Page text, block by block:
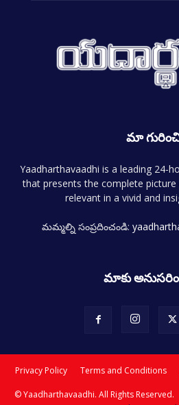
మా
Yaadharthavaadhi is a leading 24-
that presents the complete
relevant in a vivid and
మమ్మల్ని సంప్రదించండి:
మాకు
Privacy Policy Terms and Conditions
© Yaadharthavaadhi. All Rights